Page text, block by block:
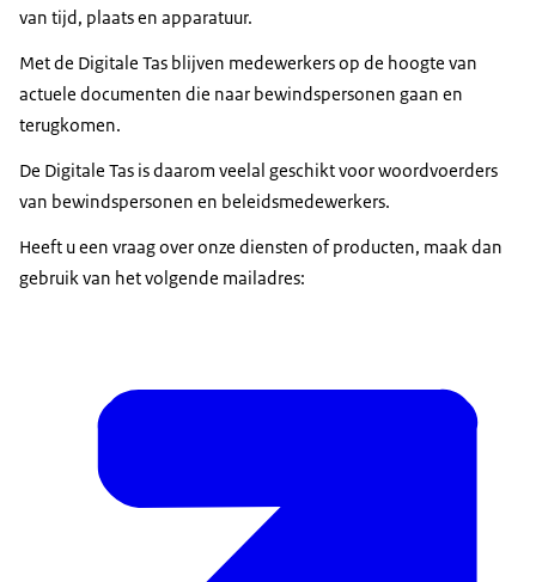
van tijd, plaats en apparatuur.
Met de Digitale Tas blijven medewerkers op de hoogte van
actuele documenten die naar bewindspersonen gaan en
terugkomen.
De Digitale Tas is daarom veelal geschikt voor woordvoerders
van bewindspersonen en beleidsmedewerkers.
Heeft u een vraag over onze diensten of producten, maak dan
gebruik van het volgende mailadres: